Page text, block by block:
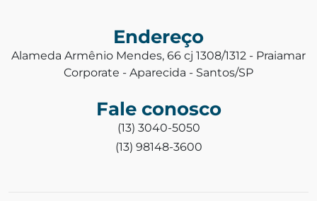
Endereço
Alameda Armênio Mendes, 66 cj 1308/1312 - Praiamar
Corporate - Aparecida - Santos/SP
Fale conosco
(13) 3040-5050
(13) 98148-3600